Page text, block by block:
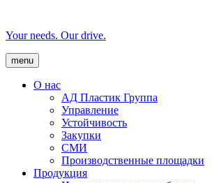
Your needs. Our drive.
menu
О нас
AД Пластик Группа
Управление
Устойчивость
Закупки
СМИ
Производственные площадки
Продукция